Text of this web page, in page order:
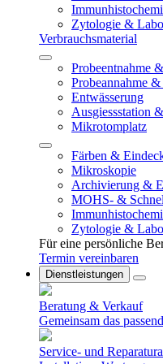
Zytologie &
Verbrauchsmaterial
Probeentnahme
Probeannahme
Entwässerung
Ausgiessstation
Mikrotomplatz
Färben &
Mikroskopie
Archivierung &
MOHS- &
Zytologie &
Für eine persönliche
Termin vereinbaren
Dienstleistungen
Beratung & Verkauf
Gemeinsam das
Service- und